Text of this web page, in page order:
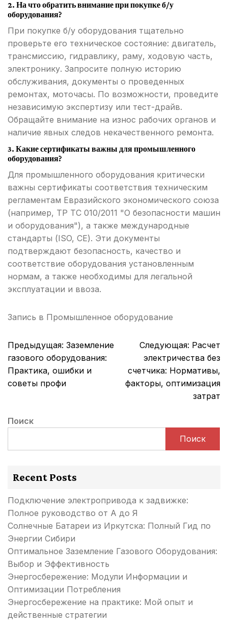
2. На что обратить внимание при покупке б/у
оборудования?
При покупке б/у оборудования тщательно
проверьте его техническое состояние: двигатель,
трансмиссию, гидравлику, раму, ходовую часть,
электронику. Запросите полную историю
обслуживания, документы о проведенных
ремонтах, моточасы. По возможности, проведите
независимую экспертизу или тест-драйв.
Обращайте внимание на износ рабочих органов и
наличие явных следов некачественного ремонта.
3. Какие сертификаты важны для промышленного
оборудования?
Для промышленного оборудования критически
важны сертификаты соответствия техническим
регламентам Евразийского экономического союза
(например, ТР ТС 010/2011 "О безопасности машин
и оборудования"), а также международные
стандарты (ISO, CE). Эти документы
подтверждают безопасность, качество и
соответствие оборудования установленным
нормам, а также необходимы для легальной
эксплуатации и ввоза.
Запись в Промышленное оборудование
Навигация
по
записям
Предыдущая: Заземление
газового оборудования:
Практика, ошибки и
советы профи
Следующая: Расчет
электричества без
счетчика: Нормативы,
факторы, оптимизация
затрат
Поиск
Поиск
Recent Posts
Подключение электропривода к задвижке:
Полное руководство от А до Я
Солнечные Батареи из Иркутска: Полный Гид по
Энергии Сибири
Оптимальное Заземление Газового Оборудования:
Выбор и Эффективность
Энергосбережение: Модули Информации и
Оптимизации Потребления
Энергосбережение на практике: Мой опыт и
действенные стратегии